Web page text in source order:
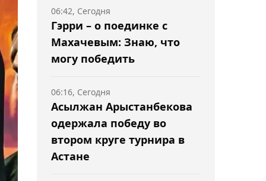
Гэрри – о поединке с
Махачевым: Знаю, что
могу победить
06:42, Сегодня
Асылжан Арыстанбекова
одержала победу во
втором круге турнира в
Астане
06:16, Сегодня